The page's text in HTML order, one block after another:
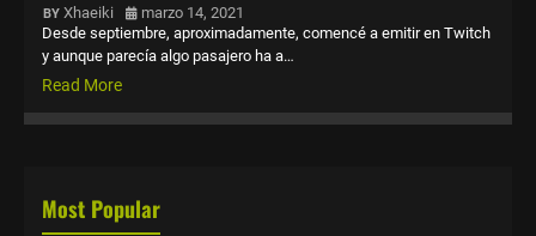
Xhaeiki
marzo 14, 2021
Desde septiembre, aproximadamente, comencé a emitir en Twitch
y aunque parecía algo pasajero ha a…
Read More
Most Popular